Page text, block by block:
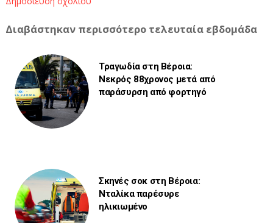
Διαβάστηκαν περισσότερο τελευταία εβδομάδα
Τραγωδία στη Βέροια:
Νεκρός 88χρονος μετά από
παράσυρση από φορτηγό
Σκηνές σοκ στη Βέροια:
Νταλίκα παρέσυρε
ηλικιωμένο